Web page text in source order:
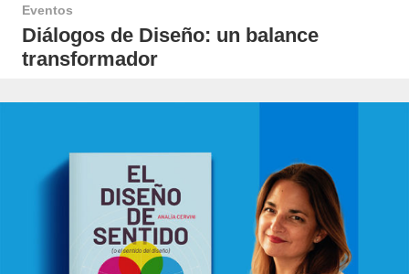
Eventos
Diálogos de Diseño: un balance
transformador